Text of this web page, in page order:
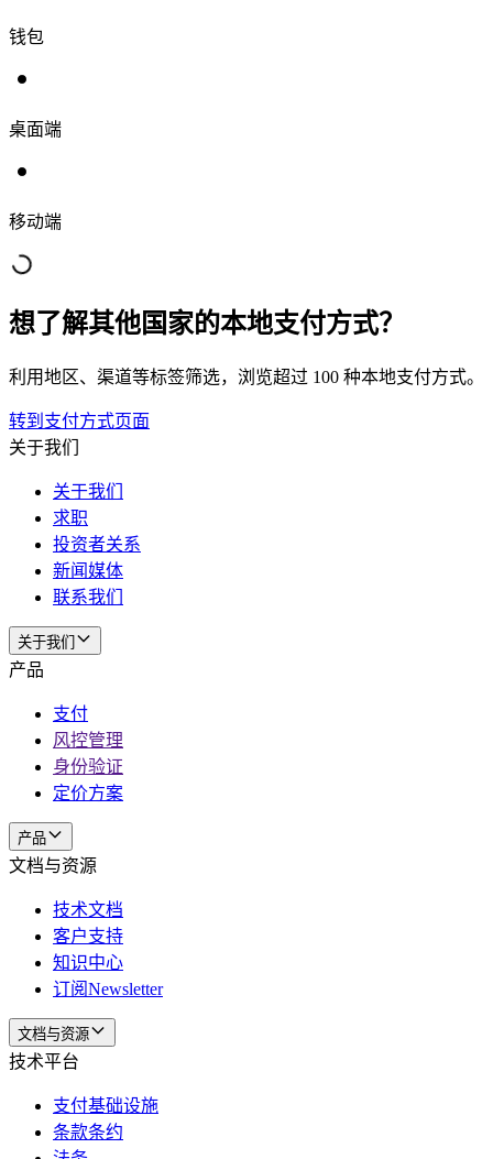
钱包
桌面端
移动端
想了解其他国家的本地支付方式？
利用地区、渠道等标签筛选，浏览超过 100 种本地支付方式。
转到支付方式页面
关于我们
关于我们
求职
投资者关系
新闻媒体
联系我们
关于我们
产品
支付
风控管理
身份验证
定价方案
产品
文档与资源
技术文档
客户支持
知识中心
订阅Newsletter
文档与资源
技术平台
支付基础设施
条款条约